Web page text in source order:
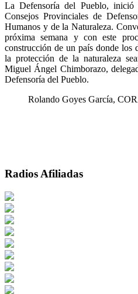
La Defensoría del Pueblo,
Consejos Provinciales de
Humanos y de la Naturaleza.
próxima semana y con este
construcción de un país donde los
la protección de la naturaleza
Miguel Ángel Chimborazo,
Defensoría del Pueblo.
Rolando Goyes García,
Radios Afiliadas